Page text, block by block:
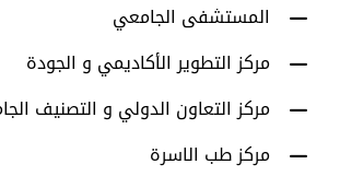
المستشفى الجامعي
مركز التطوير الأكاديمي و الجودة
مركز التعاون الدولي و التصنيف
مركز طب الاسرة